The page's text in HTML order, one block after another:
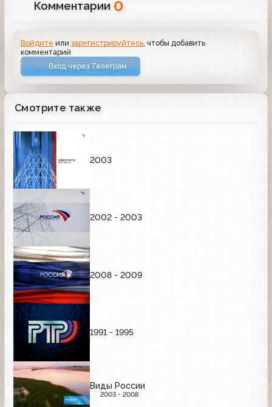
Комментарии 0
Войдите илизарегистрируйтесь, чтобы добавить
комментарий
Вход через Телеграм
Смотрите также
2003
2002 - 2003
2008 - 2009
1991 - 1995
Виды России
2003 - 2008